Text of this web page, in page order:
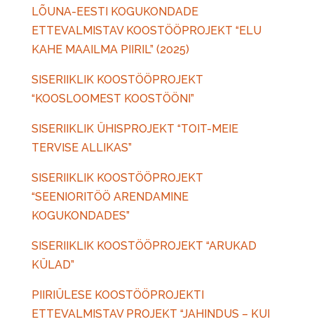
LÕUNA-EESTI KOGUKONDADE
ETTEVALMISTAV KOOSTÖÖPROJEKT “ELU
KAHE MAAILMA PIIRIL” (2025)
SISERIIKLIK KOOSTÖÖPROJEKT
“KOOSLOOMEST KOOSTÖÖNI”
SISERIIKLIK ÜHISPROJEKT “TOIT-MEIE
TERVISE ALLIKAS”
SISERIIKLIK KOOSTÖÖPROJEKT
“SEENIORITÖÖ ARENDAMINE
KOGUKONDADES”
SISERIIKLIK KOOSTÖÖPROJEKT “ARUKAD
KÜLAD”
PIIRIÜLESE KOOSTÖÖPROJEKTI
ETTEVALMISTAV PROJEKT “JAHINDUS – KUI